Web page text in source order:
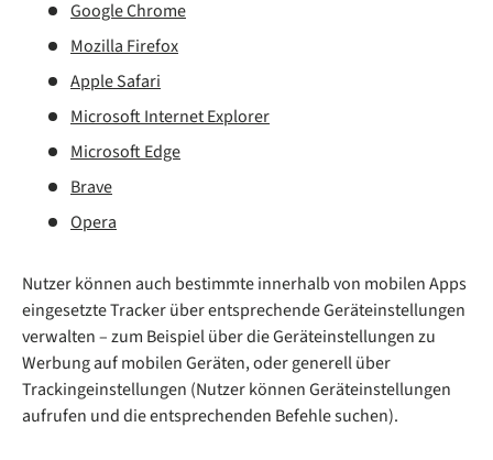
Google Chrome
Mozilla Firefox
Apple Safari
Microsoft Internet Explorer
Microsoft Edge
Brave
Opera
Nutzer können auch bestimmte innerhalb von mobilen Apps
eingesetzte Tracker über entsprechende Geräteinstellungen
verwalten – zum Beispiel über die Geräteinstellungen zu
Werbung auf mobilen Geräten, oder generell über
Trackingeinstellungen (Nutzer können Geräteinstellungen
aufrufen und die entsprechenden Befehle suchen).